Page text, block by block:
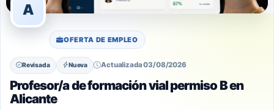
A
OFERTA DE EMPLEO
Revisada Nueva Actualizada 03/08/2026
Profesor/a de formación vial permiso B en
Alicante